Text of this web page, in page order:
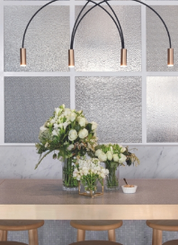
最新消息
常見問題